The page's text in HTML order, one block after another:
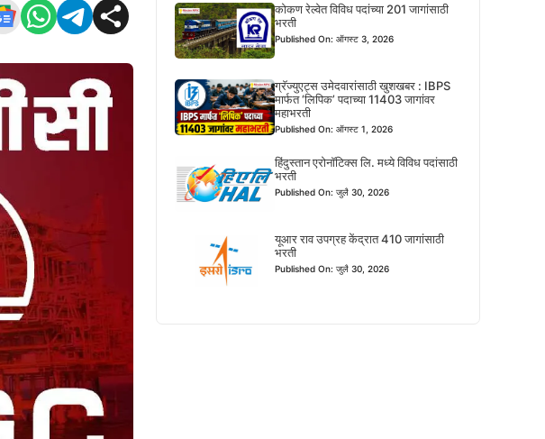
कोकण रेल्वेत विविध पदांच्या 201 जागांसाठी
भरती
Published On: ऑगस्ट 3, 2026
ग्रॅज्युएट्स उमेदवारांसाठी खुशखबर : IBPS
मार्फत ‘लिपिक’ पदाच्या 11403 जागांवर
महाभरती
Published On: ऑगस्ट 1, 2026
हिंदुस्तान एरोनॉटिक्स लि. मध्ये विविध पदांसाठी
भरती
Published On: जुलै 30, 2026
यूआर राव उपग्रह केंद्रात 410 जागांसाठी
भरती
Published On: जुलै 30, 2026